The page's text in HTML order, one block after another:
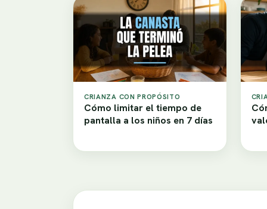
CRIANZA CON PROPÓSITO
Cómo limitar el tiempo de
pantalla a los niños en 7 días